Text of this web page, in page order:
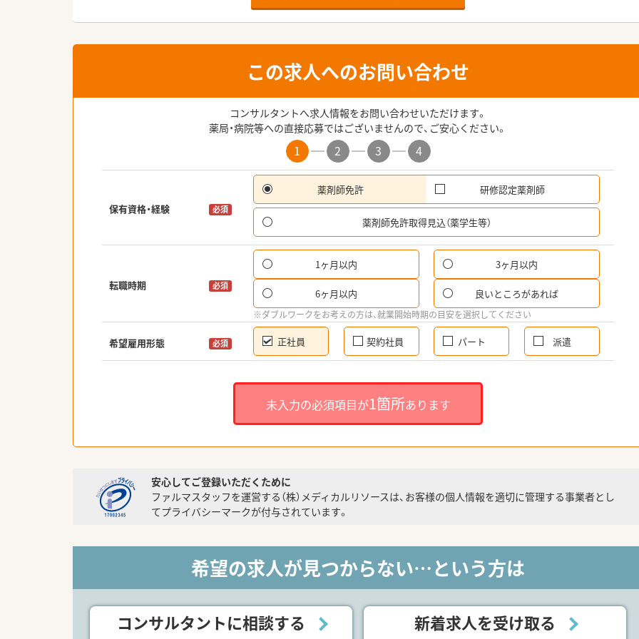
この求人へのお問い合わせ
コンサルタントへ求人情報をお問い合わせいただけます。
薬局・病院等への直接応募ではございませんので、ご安心ください。
1 2 3 4
保有資格・経験 必須
薬剤師免許 研修認定薬剤師
薬剤師免許取得見込（薬学生等）
転職時期 必須
1ヶ月以内 3ヶ月以内
6ヶ月以内 良いところがあれば
※ダブルワークをお考えの方は、就業開始時期の目安を選択してください
希望雇用形態 必須 正社員 契約社員 パート 派遣
未入力の必須項目が1箇所あります
安心してご登録いただくために
ファルマスタッフを運営する（株）メディカルリソースは、お客様の個人情報を適切に管理する事業者とし
てプライバシーマークが付与されています。
希望の求人が見つからない…という方は
コンサルタントに相談する 新着求人を受け取る